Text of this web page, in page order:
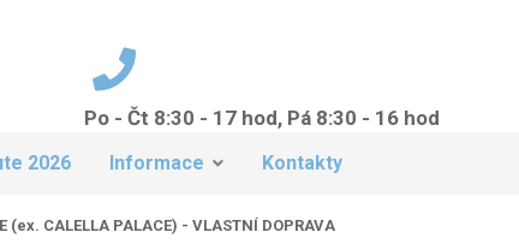
Po - Čt 8:30 - 17 hod, Pá 8:30 - 16 hod
2026 Informace Kontakty
(ex. CALELLA PALACE) - VLASTNÍ DOPRAVA